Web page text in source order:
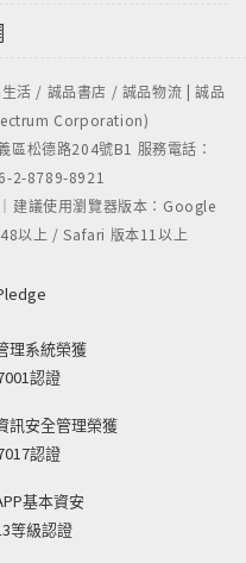
活 / 誠品書店 / 誠品物流 | 誠品
Corporation)
松德路204號B1 服務電話：
2-8789-8921
建議使用瀏覽器版本：Google
以上 / Safari 版本11以上
理系統榮獲
認證
訊安全管理榮獲
認證
基本資安
等級認證